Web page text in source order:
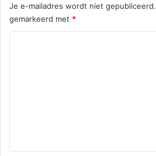
Je e-mailadres wordt niet gepubliceerd.
gemarkeerd met *